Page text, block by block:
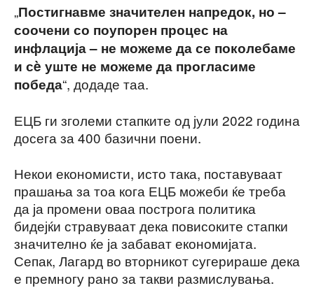
„Постигнавме значителен напредок, но –
соочени со поупорен процес на
инфлација – не можеме да се поколебаме
и сè уште не можеме да прогласиме
победа“, додаде таа.
ЕЦБ ги зголеми стапките од јули 2022 година
досега за 400 базични поени.
Некои економисти, исто така, поставуваат
прашања за тоа кога ЕЦБ можеби ќе треба
да ја промени оваа построга политика
бидејќи стравуваат дека повисоките стапки
значително ќе ја забават економијата.
Сепак, Лагард во вторникот сугерираше дека
е премногу рано за такви размислувања.